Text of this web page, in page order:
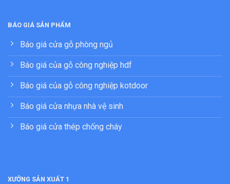
BÁO GIÁ SẢN PHẨM
Báo giá cửa gỗ phòng ngủ
Báo giá của gỗ công nghiệp hdf
Báo giá của gỗ công nghiệp kotdoor
Báo giá cửa nhựa nhà vệ sinh
Báo giá cửa thép chống cháy
XƯỞNG SẢN XUẤT 1